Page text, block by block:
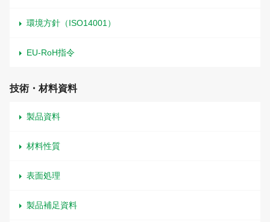
環境方針（ISO14001）
EU-RoH指令
技術・材料資料
製品資料
材料性質
表面処理
製品補足資料